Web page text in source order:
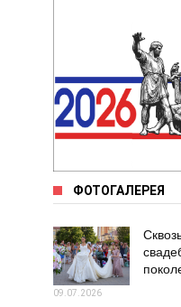
ФОТОГАЛЕРЕЯ
09.07.2026